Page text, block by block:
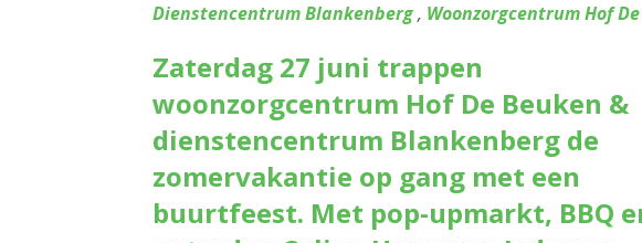
Dienstencentrum Blankenberg, Woonzorgcentrum Hof
Zaterdag 27 juni trappen
woonzorgcentrum Hof De Beuken &
dienstencentrum Blankenberg de
zomervakantie op gang met een
buurtfeest. Met pop-upmarkt, BBQ